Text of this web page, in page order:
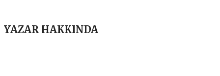
YAZAR HAKKINDA